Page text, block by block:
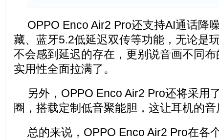
OPPO Enco Air2 Pro还支持AI通话降
藏、蓝牙5.2低延迟双传等功能，无论是
不会感到延迟的存在，更别说音画不同
实用性全面拉满了。
另外，OPPO Enco Air2 Pro还将采用
圈，搭载定制低音聚能胆，这让耳机的
总的来说，OPPO Enco Air2 Pro在各